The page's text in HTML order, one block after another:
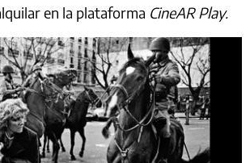
en la plataforma CineAR Play.